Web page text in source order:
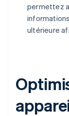
permettez
ultérieure